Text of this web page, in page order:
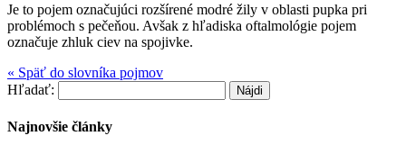
Je to pojem označujúci rozšírené modré žily v oblasti pupka pri
problémoch s pečeňou. Avšak z hľadiska oftalmológie pojem
označuje zhluk ciev na spojivke.
« Späť do slovníka pojmov
Hľadať:
Najnovšie články